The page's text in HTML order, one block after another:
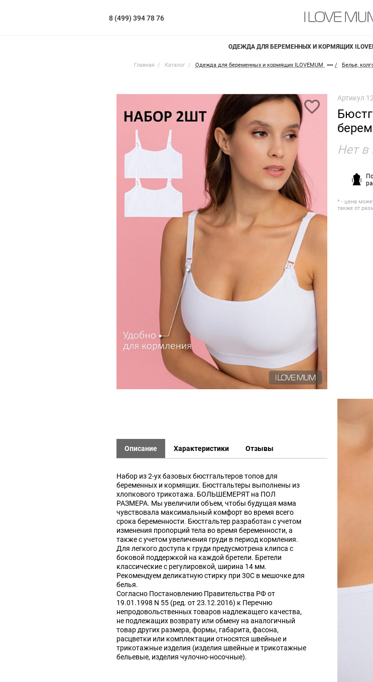
8 (499) 394 78 76
ОДЕЖДА ДЛЯ БЕРЕМЕННЫХ И КОРМЯЩИХ
Главная Каталог Одежда для беременных и кормящих ILOVEMUM Белье,
Артикул
Нет в
* - цена
также от
Описание Характеристики Отзывы
Набор из 2-ух базовых бюстгальтеров топов для
беременных и кормящих. Бюстгальтеры выполнены из
хлопкового трикотажа. БОЛЬШЕМЕРЯТ на ПОЛ
РАЗМЕРА. Мы увеличили объем, чтобы будущая мама
чувствовала максимальный комфорт во время всего
срока беременности. Бюстгальтер разработан с учетом
изменения пропорций тела во время беременности, а
также с учетом увеличения груди в период кормления.
Для легкого доступа к груди предусмотрена клипса с
боковой поддержкой на каждой бретели. Бретели
классические с регулировкой, ширина 14 мм.
Рекомендуем деликатную стирку при 30С в мешочке для
белья.
Согласно Постановлению Правительства РФ от
19.01.1998 N 55 (ред. от 23.12.2016) к Перечню
непродовольственных товаров надлежащего качества,
не подлежащих возврату или обмену на аналогичный
товар других размера, формы, габарита, фасона,
расцветки или комплектации относятся швейные и
трикотажные изделия (изделия швейные и трикотажные
бельевые, изделия чулочно-носочные).